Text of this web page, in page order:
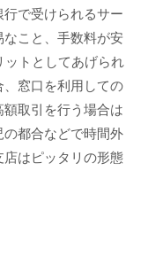
で受けられるサー
こと、手数料が安
トとしてあげられ
窓口を利用しての
取引を行う場合は
都合などで時間外
はピッタリの形態